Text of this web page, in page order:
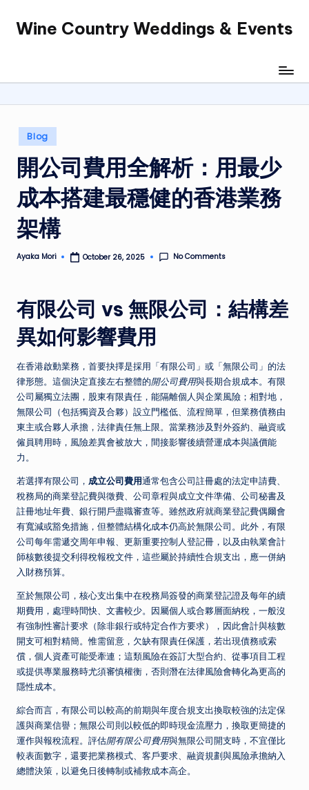
SkipWine Country Weddings & Events
Posted
in
Blog
開公司費用全解析：用最少
成本搭建最穩健的香港業務
架構
Posted
Ayaka Mori October 26, 2025 No Comments
有限公司 vs 無限公司：結構差
異如何影響費用
在香港啟動業務，首要抉擇是採用「有限公司」或「無限公司」的法
律形態。這個決定直接左右整體的開公司費用與長期合規成本。有限
公司屬獨立法團，股東有限責任，能隔離個人與企業風險；相對地，
無限公司（包括獨資及合夥）設立門檻低、流程簡單，但業務債務由
東主或合夥人承擔，法律責任無上限。當業務涉及對外簽約、融資或
僱員聘用時，風險差異會被放大，間接影響後續營運成本與議價能
力。
若選擇有限公司， 成立公司費用通常包含公司註冊處的法定申請費、
稅務局的商業登記費與徵費、公司章程與成立文件準備、公司秘書及
註冊地址年費、銀行開戶盡職審查等。雖然政府就商業登記費偶爾會
有寬減或豁免措施，但整體結構化成本仍高於無限公司。此外，有限
公司每年需遞交周年申報、更新重要控制人登記冊，以及由執業會計
師核數後提交利得稅報稅文件，這些屬於持續性合規支出，應一併納
入財務預算。
至於無限公司，核心支出集中在稅務局簽發的商業登記證及每年的續
期費用，處理時間快、文書較少。因屬個人或合夥層面納稅，一般沒
有強制性審計要求（除非銀行或特定合作方要求），因此會計與核數
開支可相對精簡。惟需留意，欠缺有限責任保護，若出現債務或索
償，個人資產可能受牽連；這類風險在簽訂大型合約、從事項目工程
或提供專業服務時尤須審慎權衡，否則潛在法律風險會轉化為更高的
隱性成本。
綜合而言，有限公司以較高的前期與年度合規支出換取較強的法定保
護與商業信譽；無限公司則以較低的即時現金流壓力，換取更簡捷的
運作與報稅流程。評估開有限公司費用與無限公司開支時，不宜僅比
較表面數字，還要把業務模式、客戶要求、融資規劃與風險承擔納入
總體決策，以避免日後轉制或補救成本高企。